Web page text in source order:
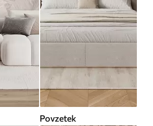
Povzetek